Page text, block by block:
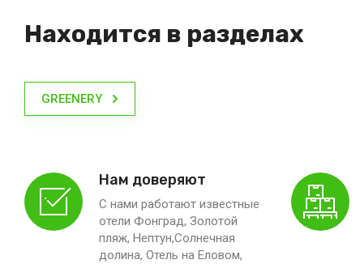
Находится в разделах
GREENERY
Нам доверяют
С нами работают известные
отели Фонград, Золотой
пляж, Нептун,Солнечная
долина, Отель на Еловом,